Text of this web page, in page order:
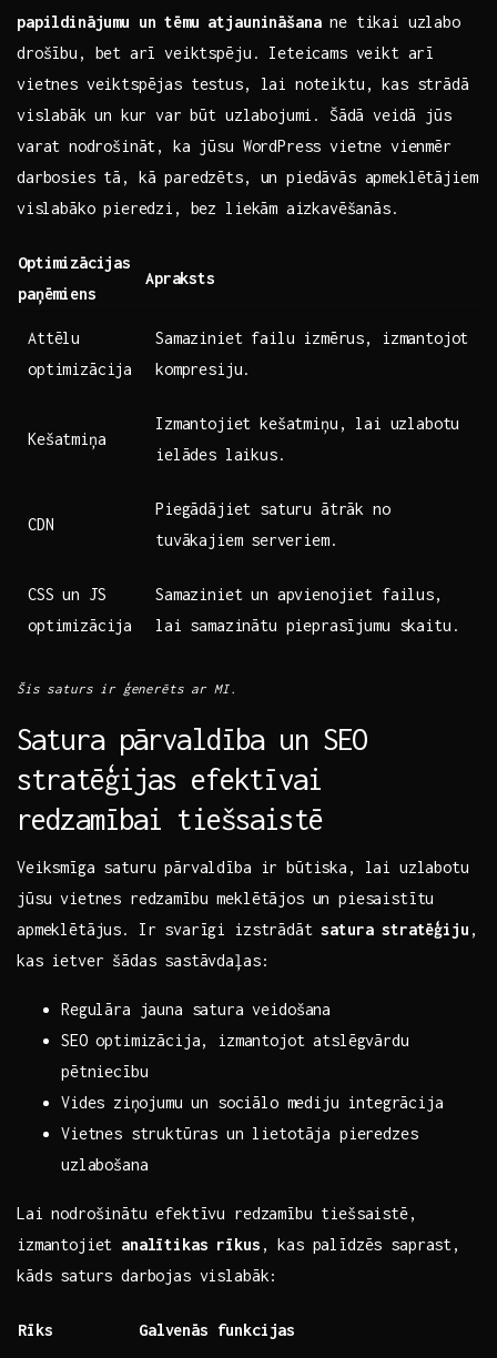
papildinājumu un tēmu atjaunināšanane tikai uzlabo
drošību, bet ⁢arī veiktspēju. Ieteicams veikt arī
vietnes veiktspējas testus, lai noteiktu, kas strādā
vislabāk⁤ un⁤ kur‍ var būt uzlabojumi. Šādā veidā jūs
varat⁤ nodrošināt, ka jūsu WordPress vietne vienmēr
darbosies tā, kā paredzēts, un piedāvās apmeklētājiem
⁢vislabāko pieredzi, bez liekām⁢ aizkavēšanās.
Optimizācijas
paņēmiens
Apraksts
Attēlu
optimizācija
Samaziniet failu izmērus, izmantojot
kompresiju.
Kešatmiņa
Izmantojiet kešatmiņu,⁤ lai uzlabotu
ielādes​ laikus.
CDN
Piegādājiet saturu ātrāk no
tuvākajiem ⁤serveriem.
CSS un JS
optimizācija
Samaziniet un apvienojiet failus,⁣
lai samazinātu pieprasījumu skaitu.
Šis saturs ir ģenerēts ar MI.
Satura pārvaldība un SEO
stratēģijas ⁤efektīvai
redzamībai tiešsaistē
Veiksmīga saturu pārvaldība ir būtiska, lai uzlabotu
jūsu vietnes redzamību meklētājos‍ un piesaistītu​
apmeklētājus. Ir svarīgi ​izstrādātsatura stratēģiju ,
kas ietver šādas sastāvdaļas:
Regulāra jauna satura veidošana
SEO optimizācija, izmantojot ‌atslēgvārdu
pētniecību
Vides ⁢ziņojumu un sociālo ⁣mediju integrācija
Vietnes struktūras un lietotāja pieredzes
uzlabošana
Lai nodrošinātu efektīvu redzamību tiešsaistē,
izmantojiet analītikas rīkus , kas palīdzēs saprast,
kāds saturs darbojas vislabāk:
Rīks Galvenās funkcijas